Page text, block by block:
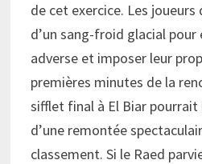
de cet exercice. Les
d’un sang-froid glacial
adverse et imposer leur
premières minutes de la
sifflet final à El Biar pourrait
d’une remontée
classement. Si le Raed